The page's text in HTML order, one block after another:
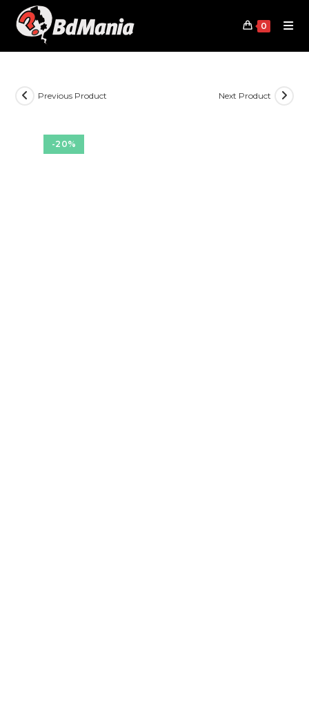
content
0
-20%
Previous Product Next Product